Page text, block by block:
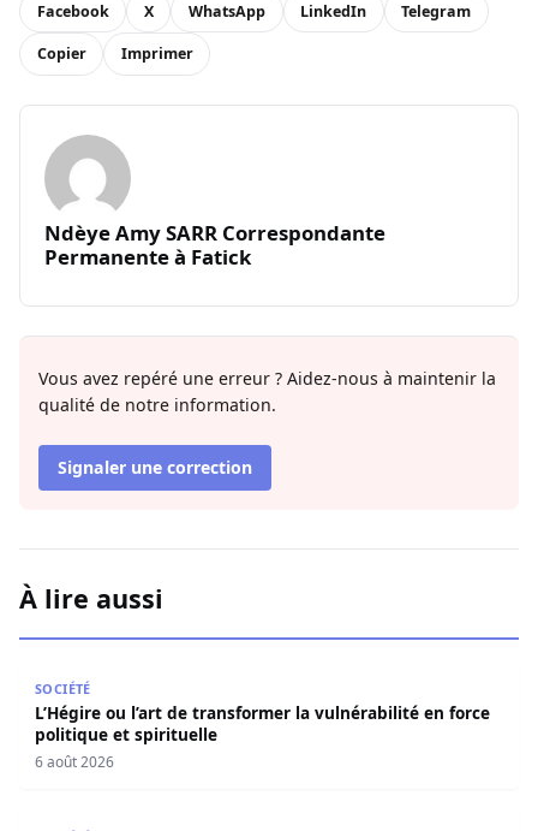
Facebook X WhatsApp LinkedIn Telegram
Copier Imprimer
Ndèye Amy SARR Correspondante
Permanente à Fatick
Vous avez repéré une erreur ? Aidez-nous à maintenir la
qualité de notre information.
Signaler une correction
À lire aussi
SOCIÉTÉ
L’Hégire ou l’art de transformer la vulnérabilité en force
politique et spirituelle
6 août 2026